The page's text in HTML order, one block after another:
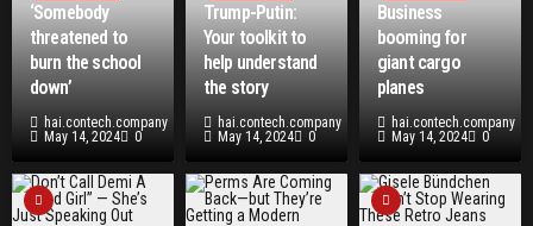
‘Somebody
threatened to
burn the school
down’
hai.contech.company
May 14, 2024
0
Trump-Putin:
Your toolkit to
help understand
the story
hai.contech.company
May 14, 2024
0
Business
booming for
giant cargo
planes
hai.contech.company
May 14, 2024
0